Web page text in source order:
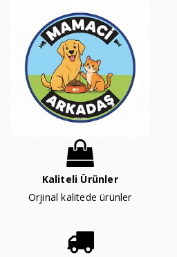
Kaliteli Ürünler
Orjinal kalitede ürünler